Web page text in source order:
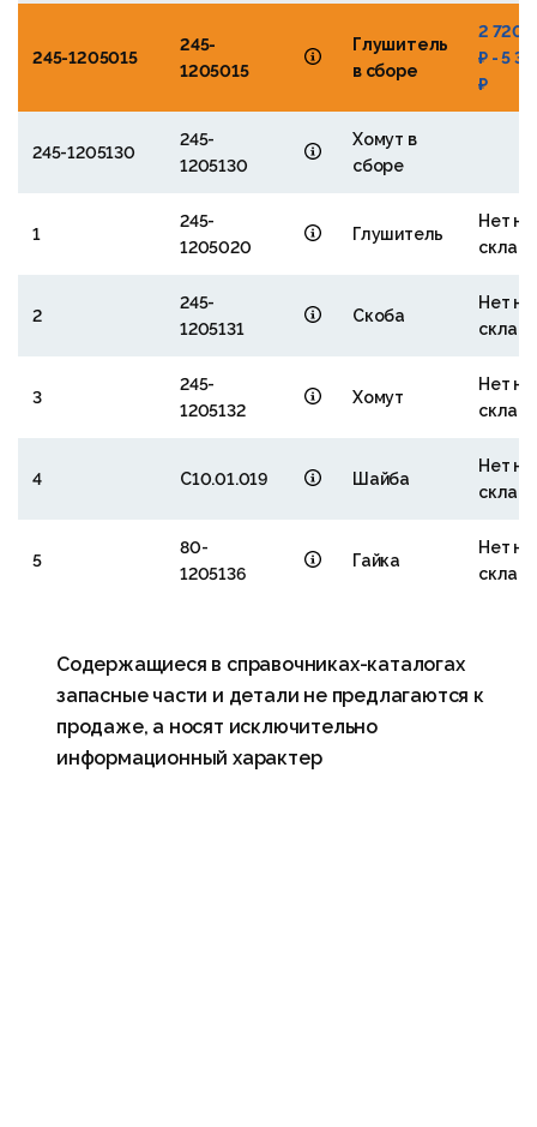
245-1205015
245-
1205015
Глушитель
в сборе
2
₽ - 5
₽
245-1205130
245-
1205130
Хомут в
сборе
1
245-
1205020
Глушитель
Нет на
2
245-
1205131
Скоба
Нет на
3
245-
1205132
Хомут
Нет на
4 С10.01.019 Шайба
Нет на
5
80-
1205136
Гайка
Нет на
Содержащиеся в справочниках-каталогах
запасные части и детали не предлагаются к
продаже, а носят исключительно
информационный характер